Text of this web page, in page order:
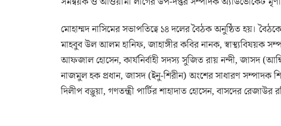
মোহাম্মদ নাসিমের সভাপতিত্বে ১৪ দলের বৈঠক অনুষ্ঠিত হয়।
মাহবুব উল আলম হানিফ, জাহাঙ্গীর কবির নানক, স্বাস্থ্যবিষয়ক
আফজাল হোসেন, কার্যনির্বাহী সদস্য সুজিত রায় নন্দী, জাসদ
নাজমুল হক প্রধান, জাসদ (ইনু-শিরীন) অংশের সাধারণ সম্পাদক
দিলীপ বড়ুয়া, গণতন্ত্রী পার্টির শাহাদাত হোসেন, বাসদের রেজাউর